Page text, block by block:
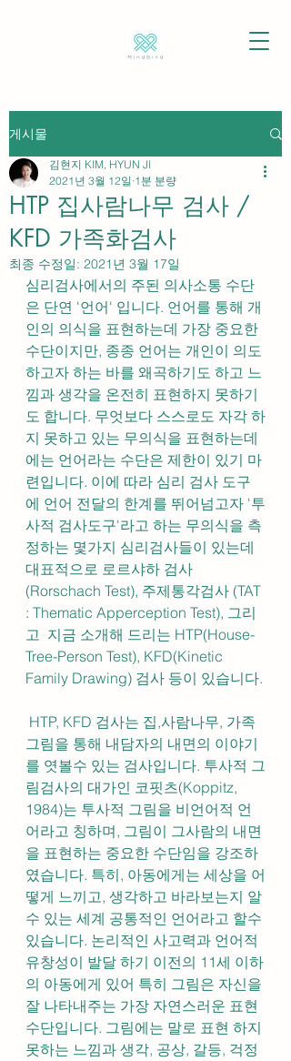
게시물
HTP 집사람나무 검사 /
KFD 가족화검사
김현지 KIM, HYUN JI
2021년 3월 12일 1분 분량
최종 수정일: 2021년 3월 17일
심리검사에서의 주된 의사소통 수단
은 단연 '언어' 입니다. 언어를 통해 개
인의 의식을 표현하는데 가장 중요한
수단이지만, 종종 언어는 개인이 의도
하고자 하는 바를 왜곡하기도 하고 느
낌과 생각을 온전히 표현하지 못하기
도 합니다. 무엇보다 스스로도 자각 하
지 못하고 있는 무의식을 표현하는데
에는 언어라는 수단은 제한이 있기 마
련입니다. 이에 따라 심리 검사 도구
에 언어 전달의 한계를 뛰어넘고자 '투
사적 검사도구'라고 하는 무의식을 측
정하는 몇가지 심리검사들이 있는데
대표적으로 로르샤하 검사
(Rorschach Test), 주제통각검사 (TAT
: Thematic Apperception Test), 그리
고  지금 소개해 드리는 HTP(House-
Tree-Person Test), KFD(Kinetic
Family Drawing) 검사 등이 있습니다.
그림을 통해 내담자의 내면의 이야기
를 엿볼수 있는 검사입니다. 투사적 그
림검사의 대가인 코핏츠(Koppitz,
1984)는 투사적 그림을 비언어적 언
어라고 칭하며, 그림이 그사람의 내면
을 표현하는 중요한 수단임을 강조하
였습니다. 특히, 아동에게는 세상을 어
떻게 느끼고, 생각하고 바라보는지 알
수 있는 세계 공통적인 언어라고 할수
있습니다. 논리적인 사고력과 언어적
유창성이 발달 하기 이전의 11세 이하
의 아동에게 있어 특히 그림은 자신을
잘 나타내주는 가장 자연스러운 표현
수단입니다. 그림에는 말로 표현 하지
못하는 느낌과 생각, 공상, 갈등, 걱정